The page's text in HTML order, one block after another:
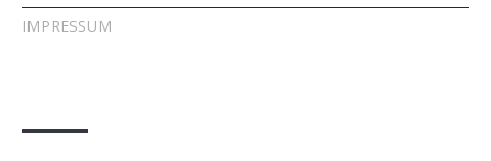
IMPRESSUM